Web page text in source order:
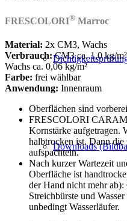
Downloads
FRESCOLORI® Marroc
Material: 2x CM3, Wachs
Verbrauch:CM3 ca. 1,0 kg/
Wachs ca. 0,06 kg/m²
Farbe: frei wählbar
Anwendung: Innenraum
Oberflächen sind
FRESCOLORI
Kornstärke aufgetragen.
halbtrocken ist. Dann
aufspachteln.
Nach kurzer Wartezeit
Oberfläche ist
der Hand nicht mehr
Streichbürste und
unbedingt Wasserläufer.